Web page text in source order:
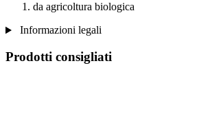
da agricoltura biologica
Informazioni legali
Prodotti consigliati